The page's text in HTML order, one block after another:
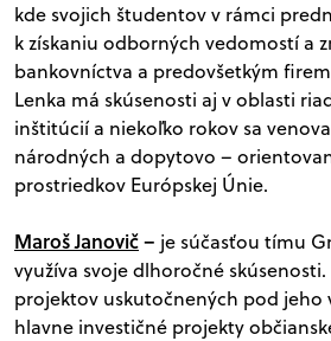
kde svojich študentov v rámci
k získaniu odborných vedomostí a
bankovníctva a predovšetkým
Lenka má skúsenosti aj v oblasti
inštitúcií a niekoľko rokov sa
národných a dopytovo –
prostriedkov Európskej Únie.
Maroš Janovič– je súčasťou tímu
využíva svoje dlhoročné
projektov uskutočnených pod jeho
hlavne investičné projekty